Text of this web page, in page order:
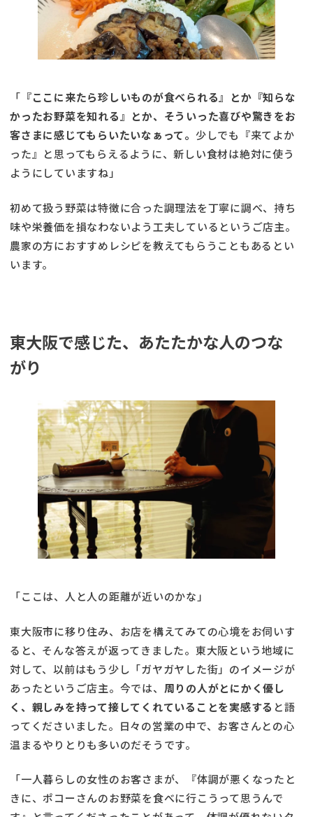
「 『ここに来たら珍しいものが食べられる』とか『知らな
かったお野菜を知れる』とか、そういった喜びや驚きをお
客さまに感じてもらいたいなぁって。 少しでも『来てよか
った』と思ってもらえるように、新しい食材は絶対に使う
ようにしていますね」
初めて扱う野菜は特徴に合った調理法を丁寧に調べ、持ち
味や栄養価を損なわないよう工夫しているというご店主。
農家の方におすすめレシピを教えてもらうこともあるとい
います。
東大阪で感じた、あたたかな人のつな
がり
「ここは、人と人の距離が近いのかな」
東大阪市に移り住み、お店を構えてみての心境をお伺いす
ると、そんな答えが返ってきました。東大阪という地域に
対して、以前はもう少し「ガヤガヤした街」のイメージが
あったというご店主。今では、 周りの人がとにかく優し
く、親しみを持って接してくれていることを実感する と語
ってくださいました。日々の営業の中で、お客さんとの心
温まるやりとりも多いのだそうです。
「一人暮らしの女性のお客さまが、『体調が悪くなったと
きに、ポコーさんのお野菜を食べに行こうって思うんで